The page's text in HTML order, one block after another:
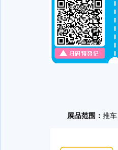
展品范围： 推